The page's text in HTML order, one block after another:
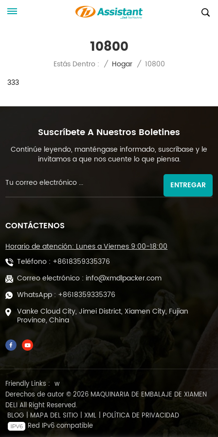
10800
Estás Dentro : / Hogar / 10800
333
Suscríbete A Nuestros Boletines
Continúe leyendo, manténgase informado, suscríbase y le
invitamos a que nos cuente lo que piensa.
ENTREGAR
CONTÁCTENOS
Horario de atención: Lunes a Viernes 9:00-18:00
Teléfono : +8618359335376
Correo electrónico : info@xmdlpacker.com
WhatsApp : +8618359335376
Vanke Cloud City, Jimei District, Xiamen City, Fujian
Province, China
Friendly Links : w
Derechos de autor © 2026 MAQUINARIA DE EMBALAJE DE XIAMEN
DELI All Right Reserved.
BLOG | MAPA DEL SITIO | XML | POLÍTICA DE PRIVACIDAD
Red IPv6 compatible